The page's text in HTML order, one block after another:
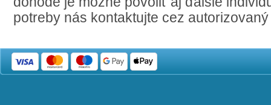
potreby nás kontaktujte cez